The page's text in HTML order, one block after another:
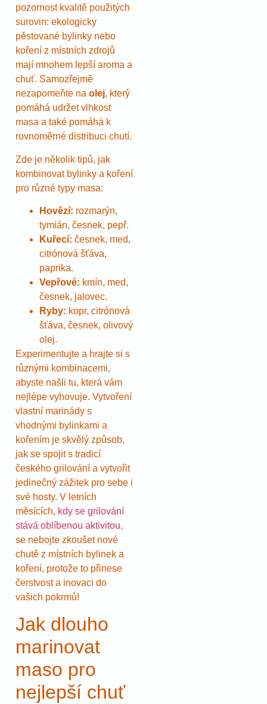
pozornost kvalitě použitých
surovin: ekologicky
pěstované bylinky nebo
koření z místních zdrojů
mají mnohem lepší aroma a
chuť. Samozřejmě
nezapomeňte na olej, který
pomáhá udržet vlhkost
masa a také pomáhá k
rovnoměrné distribuci chutí.
Zde je několik tipů, jak
kombinovat bylinky a koření
pro různé typy masa:
Hovězí: rozmarýn,
tymián, česnek, pepř.
Kuřecí: česnek, med,
citrónová šťáva,
paprika.
Vepřové: kmín, med,
česnek, jalovec.
Ryby: kopr, citrónová
šťáva, česnek, olivový
olej.
Experimentujte a hrajte si s
různými kombinacemi,
abyste našli tu, která vám
nejlépe vyhovuje. Vytvoření
vlastní marinády s
vhodnými bylinkami a
kořením je skvělý způsob,
jak se spojit s tradicí
českého grilování a vytvořit
jedinečný zážitek pro sebe i
své hosty. V letních
měsících, kdy se grilování
stává oblíbenou aktivitou,
se nebojte zkoušet nové
chutě z místních bylinek a
koření, protože to přinese
čerstvost a inovaci do
vašich pokrmů!
Jak dlouho
marinovat
maso pro
nejlepší chuť